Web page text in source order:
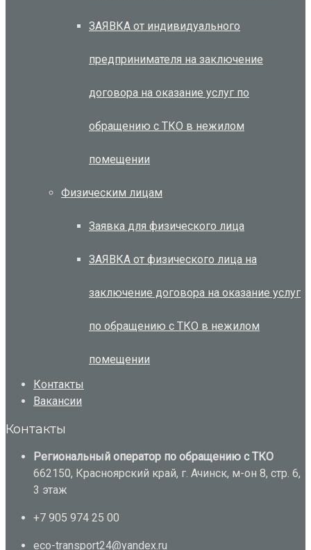
ЗАЯВКА от индивидуального
предпринимателя на заключение
договора на оказание услуг по
обращению с ТКО в нежилом
помещении
Физическим лицам
Заявка для физического лица
ЗАЯВКА от физического лица на
заключение договора на оказание услуг
по обращению с ТКО в нежилом
помещении
Контакты
Вакансии
Контакты
Региональный оператор по обращению с ТКО
662150, Красноярский край, г. Ачинск, м-он 8, стр. 6,
3 этаж
+7 905 974 25 00
eco-transport24@yandex.ru